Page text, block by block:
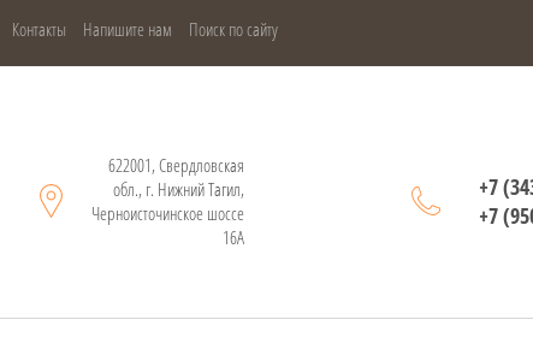
Контакты Напишите нам Поиск по сайту
622001, Свердловская
обл., г. Нижний Тагил,
Черноисточинское шоссе
16А
+7
+7